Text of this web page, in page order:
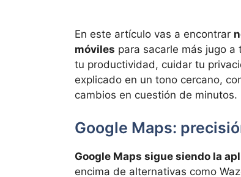
En este artículo vas a encontrar
móviles para sacarle más jugo
tu productividad, cuidar tu
explicado en un tono cercano,
cambios en cuestión de minutos.
Google Maps:
Google Maps sigue siendo la
encima de alternativas como